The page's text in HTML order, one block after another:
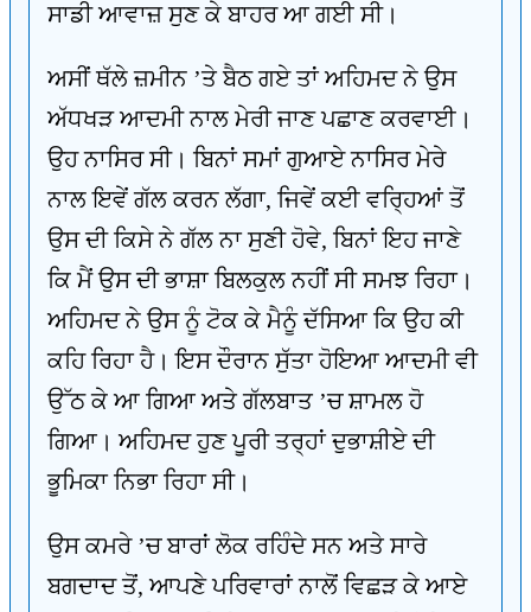
ਸਾਡੀ ਆਵਾਜ਼ ਸੁਣ ਕੇ ਬਾਹਰ ਆ ਗਈ ਸੀ।
ਅਸੀਂ ਥੱਲੇ ਜ਼ਮੀਨ ’ਤੇ ਬੈਠ ਗਏ ਤਾਂ ਅਹਿਮਦ ਨੇ ਉਸ
ਅੱਧਖੜ ਆਦਮੀ ਨਾਲ ਮੇਰੀ ਜਾਣ ਪਛਾਣ ਕਰਵਾਈ।
ਉਹ ਨਾਸਿਰ ਸੀ। ਬਿਨਾਂ ਸਮਾਂ ਗੁਆਏ ਨਾਸਿਰ ਮੇਰੇ
ਨਾਲ ਇਵੇਂ ਗੱਲ ਕਰਨ ਲੱਗਾ, ਜਿਵੇਂ ਕਈ ਵਰ੍ਹਿਆਂ ਤੋਂ
ਉਸ ਦੀ ਕਿਸੇ ਨੇ ਗੱਲ ਨਾ ਸੁਣੀ ਹੋਵੇ, ਬਿਨਾਂ ਇਹ ਜਾਣੇ
ਕਿ ਮੈਂ ਉਸ ਦੀ ਭਾਸ਼ਾ ਬਿਲਕੁਲ ਨਹੀਂ ਸੀ ਸਮਝ ਰਿਹਾ।
ਅਹਿਮਦ ਨੇ ਉਸ ਨੂੰ ਟੋਕ ਕੇ ਮੈਨੂੰ ਦੱਸਿਆ ਕਿ ਉਹ ਕੀ
ਕਹਿ ਰਿਹਾ ਹੈ। ਇਸ ਦੌਰਾਨ ਸੁੱਤਾ ਹੋਇਆ ਆਦਮੀ ਵੀ
ਉੱਠ ਕੇ ਆ ਗਿਆ ਅਤੇ ਗੱਲਬਾਤ ’ਚ ਸ਼ਾਮਲ ਹੋ
ਗਿਆ। ਅਹਿਮਦ ਹੁਣ ਪੂਰੀ ਤਰ੍ਹਾਂ ਦੁਭਾਸ਼ੀਏ ਦੀ
ਭੂਮਿਕਾ ਨਿਭਾ ਰਿਹਾ ਸੀ।
ਉਸ ਕਮਰੇ ’ਚ ਬਾਰਾਂ ਲੋਕ ਰਹਿੰਦੇ ਸਨ ਅਤੇ ਸਾਰੇ
ਬਗਦਾਦ ਤੋਂ, ਆਪਣੇ ਪਰਿਵਾਰਾਂ ਨਾਲੋਂ ਵਿਛੜ ਕੇ ਆਏ